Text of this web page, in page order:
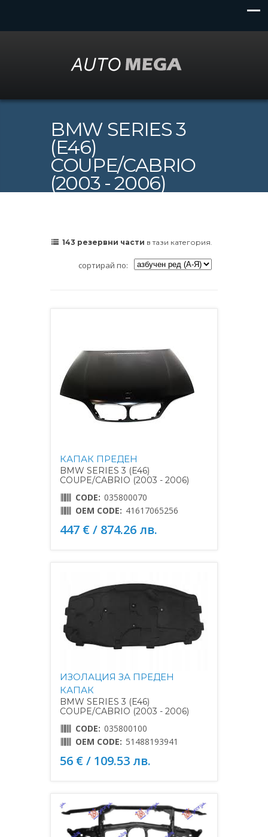
BMW SERIES 3
(E46)
COUPE/CABRIO
(2003 - 2006)
143 резервни части в тази категория.
сортирай по:
КАПАК ПРЕДЕН
BMW SERIES 3 (E46)
COUPE/CABRIO (2003 - 2006)
CODE: 035800070
OEM CODE: 41617065256
447 € / 874.26 лв.
ИЗОЛАЦИЯ ЗА ПРЕДЕН
КАПАК
BMW SERIES 3 (E46)
COUPE/CABRIO (2003 - 2006)
CODE: 035800100
OEM CODE: 51488193941
56 € / 109.53 лв.